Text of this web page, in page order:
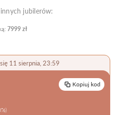
jubilerów:
7999 zł
11 sierpnia, 23:59
Kopiuj kod